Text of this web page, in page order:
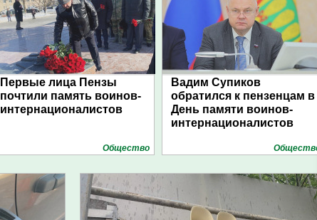
Первые лица Пензы
почтили память воинов-
интернационалистов
Общество
Вадим Супиков
обратился к пензенцам в
День памяти воинов-
интернационалистов